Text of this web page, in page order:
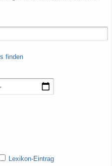
finden
Lexikon-Eintrag